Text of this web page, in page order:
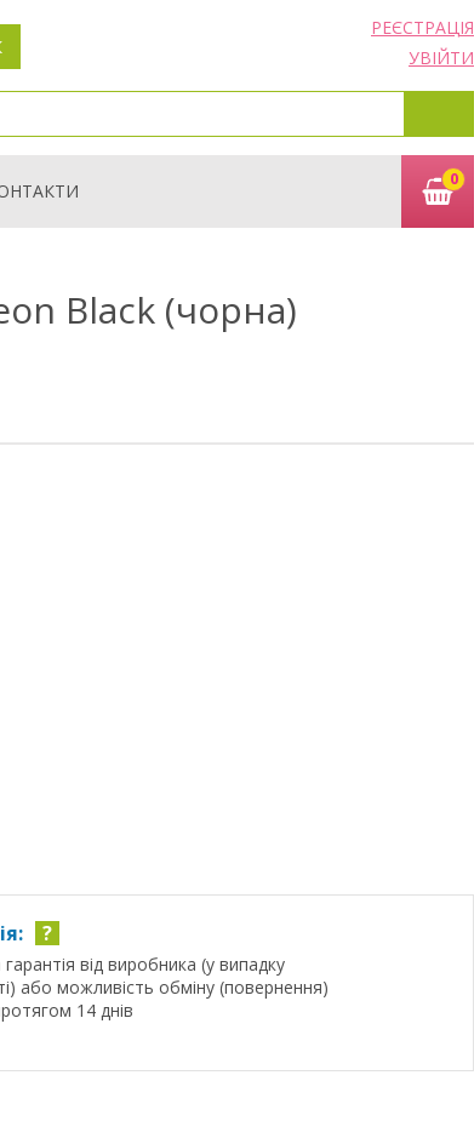
РЕЄСТРАЦІЯ
УВІЙТИ
0
Black (чорна)
?
гарантія від виробника (у випадку
або можливість обміну (повернення)
14 днів